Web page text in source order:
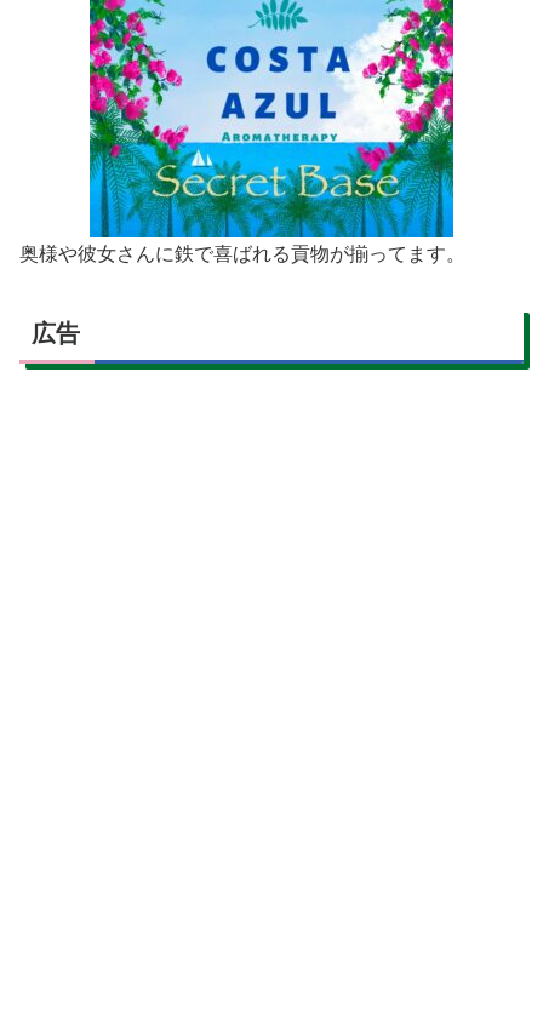
奥様や彼女さんに鉄で喜ばれる貢物が揃ってます。
広告